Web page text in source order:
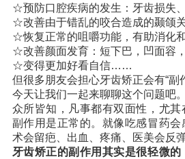
医疗新闻medical news
牙科案例dental case
种植牙dental implant
箍牙orthodontics
收费标准charge standard
☆预防口腔疾病的发生：牙齿损失、
☆改善由于错乱的咬合造成的颞颌关
☆恢复正常的咀嚼功能，有助消化和
☆改善颜面发育：短下巴，凹面容，
☆变得更加好看自信……
但很多朋友会担心牙齿矫正会有“副
今天让我们一起来聊聊这个问题吧。
众所皆知，凡事都有双面性，尤
副作用是正常的。就像吃感冒药
术会留疤、出血、疼痛、医美会
牙齿矫正的副作用其实是很轻微